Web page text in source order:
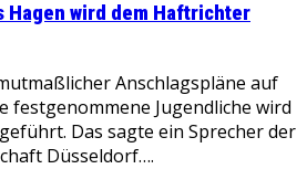
Hagen wird dem Haftrichter
Anschlagspläne auf
festgenommene Jugendliche wird
Das sagte ein Sprecher der
Düsseldorf….